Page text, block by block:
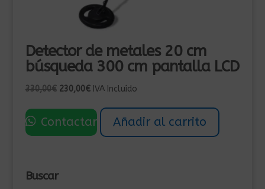
Detector de metales 20 cm
búsqueda 300 cm pantalla LCD
330,00€ El
original
era:
230,00€El
actual
es:
IVA Incluído
Contactar Añadir al carrito
Buscar